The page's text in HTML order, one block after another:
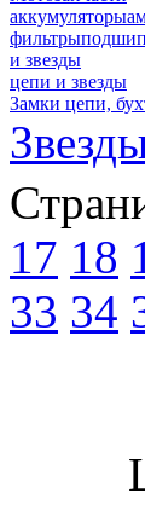
аккумуляторы
фильтры
и звезды
цепи и звезды
Замки цепи,
17 18
33 34